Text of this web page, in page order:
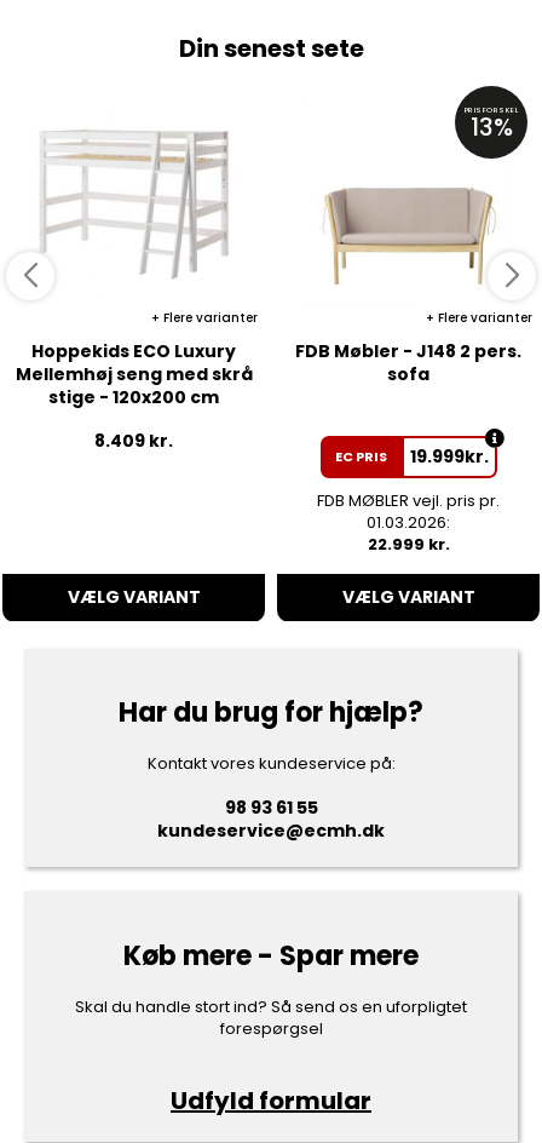
Din senest sete
Flere varianter
Hoppekids ECO Luxury
Mellemhøj seng med skrå
stige - 120x200 cm
8.409 kr.
VÆLG VARIANT
PRISFORSKEL
13%
Flere varianter
FDB Møbler - J148 2 pers.
sofa
EC PRIS 19.999kr.
FDB MØBLER vejl. pris pr.
01.03.2026:
22.999 kr.
VÆLG VARIANT
Har du brug for hjælp?
Kontakt vores kundeservice på:
98 93 61 55
kundeservice@ecmh.dk
Køb mere - Spar mere
Skal du handle stort ind? Så send os en uforpligtet
forespørgsel
Udfyld formular